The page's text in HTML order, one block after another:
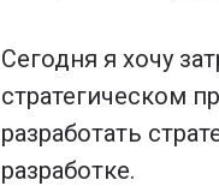
Сегодня я хочу
стратегическом
разработать
разработке.